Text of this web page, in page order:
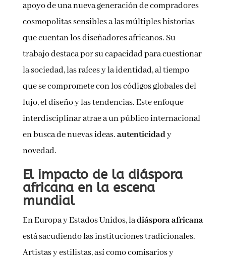
apoyo de una nueva generación de compradores
cosmopolitas sensibles a las múltiples historias
que cuentan los diseñadores africanos. Su
trabajo destaca por su capacidad para cuestionar
la sociedad, las raíces y la identidad, al tiempo
que se compromete con los códigos globales del
lujo, el diseño y las tendencias. Este enfoque
interdisciplinar atrae a un público internacional
en busca de nuevas ideas.autenticidady
novedad.
El impacto de la diáspora
africana en la escena
mundial
En Europa y Estados Unidos, ladiáspora africana
está sacudiendo las instituciones tradicionales.
Artistas y estilistas, así como comisarios y